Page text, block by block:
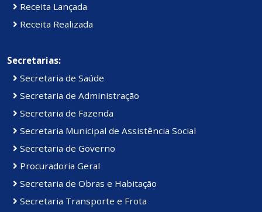
Receita Lançada
Receita Realizada
Secretarias:
Secretaria de Saúde
Secretaria de Administração
Secretaria de Fazenda
Secretaria Municipal de Assistência Social
Secretaria de Governo
Procuradoria Geral
Secretaria de Obras e Habitação
Secretaria Transporte e Frota